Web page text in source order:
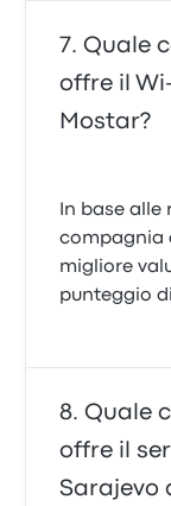
Quale
offre il
Mostar?
In base alle
compagnia
migliore
punteggio di
Quale
offre il
Sarajevo